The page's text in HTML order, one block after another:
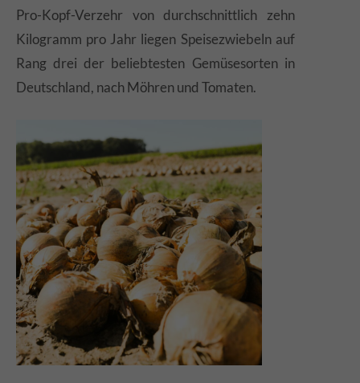
Pro-Kopf-Verzehr von durchschnittlich zehn
Kilogramm pro Jahr liegen Speisezwiebeln auf
Rang drei der beliebtesten Gemüsesorten in
Deutschland, nach Möhren und Tomaten.